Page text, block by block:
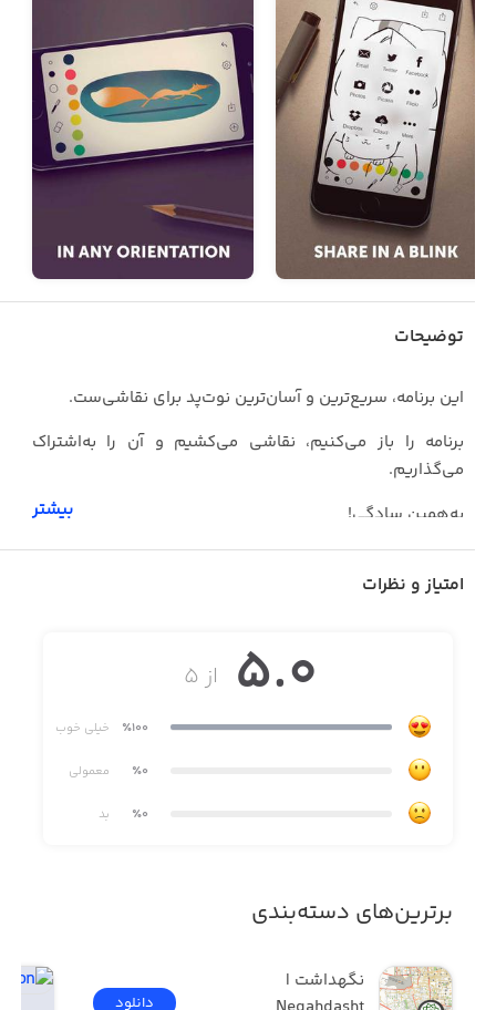
توضیحات
این برنامه، سریع‌ترین و آسان‌ترین نوت‌‌پد برای نقاشی‌ست.
برنامه را باز می‌کنیم، نقاشی می‌کشیم و آن را به‌اشتراک
می‌گذاریم.
به‌همین سادگی!
در این برنامه یک صفحه‌ی سفید وجود دارد و تمام ابزار و
رنگ‌هایی که برای نقاشی لازم است با یک ضربه در اختیارمان
با این برنامه‌ی مینیمال لذت نقاشی را تجربه کنیم.
آیتیونز دارد.
بیشتر
امتیاز و نظرات
از ۵ 5.0
٪100 خیلی خوب
٪0 معمولی
٪0 بد
برترین‌های دسته‌بندی
دانلود